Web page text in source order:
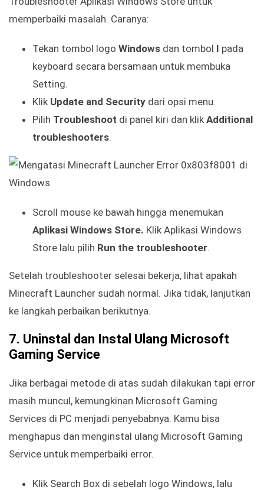
memperbaiki masalah. Caranya:
Tekan tombol logo Windows dan tombol I pada
keyboard secara bersamaan untuk membuka
Setting.
Klik Update and Security dari opsi menu.
Pilih Troubleshoot di panel kiri dan klik Additional
troubleshooters.
Scroll mouse ke bawah hingga menemukan
Aplikasi Windows Store. Klik Aplikasi Windows
Store lalu pilih Run the troubleshooter.
Setelah troubleshooter selesai bekerja, lihat apakah
Minecraft Launcher sudah normal. Jika tidak, lanjutkan
ke langkah perbaikan berikutnya.
7. Uninstal dan Instal Ulang Microsoft
Gaming Service
Jika berbagai metode di atas sudah dilakukan tapi error
masih muncul, kemungkinan Microsoft Gaming
Services di PC menjadi penyebabnya. Kamu bisa
menghapus dan menginstal ulang Microsoft Gaming
Service untuk memperbaiki error.
Klik Search Box di sebelah logo Windows, lalu